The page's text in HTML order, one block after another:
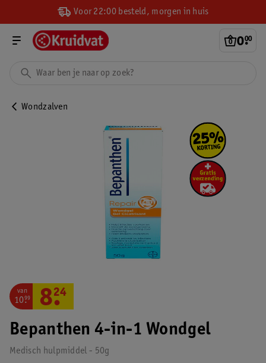
Voor 22:00 besteld, morgen in huis
0.
00
Wondzalven
Bepanthen 4-in-1 Wondgel
Medisch hulpmiddel - 50g
van
10.
99 8.
24